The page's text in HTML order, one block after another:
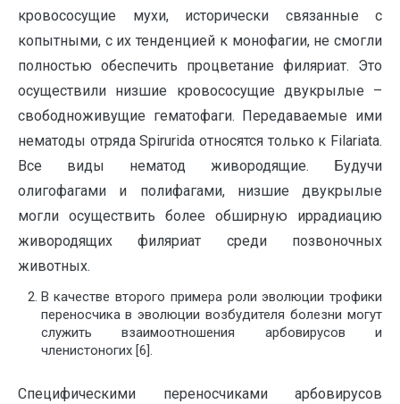
кровососущие мухи, исторически связанные с
копытными, с их тенденцией к монофагии, не смогли
полностью обеспечить процветание филяриат. Это
осуществили низшие кровососущие двукрылые –
свободноживущие гематофаги. Передаваемые ими
нематоды отряда Spirurida относятся только к Filariata.
Все виды нематод живородящие. Будучи
олигофагами и полифагами, низшие двукрылые
могли осуществить более обширную иррадиацию
живородящих филяриат среди позвоночных
животных.
В качестве второго примера роли эволюции трофики
переносчика в эволюции возбудителя болезни могут
служить взаимоотношения арбовирусов и
членистоногих [6].
Специфическими переносчиками арбовирусов